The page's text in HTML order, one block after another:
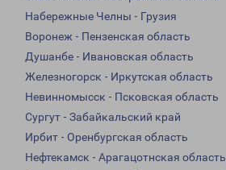
Набережные Челны - Грузия
Воронеж - Пензенская область
Душанбе - Ивановская область
Железногорск - Иркутская область
Невинномысск - Псковская область
Сургут - Забайкальский край
Ирбит - Оренбургская область
Нефтекамск - Арагацотнская область